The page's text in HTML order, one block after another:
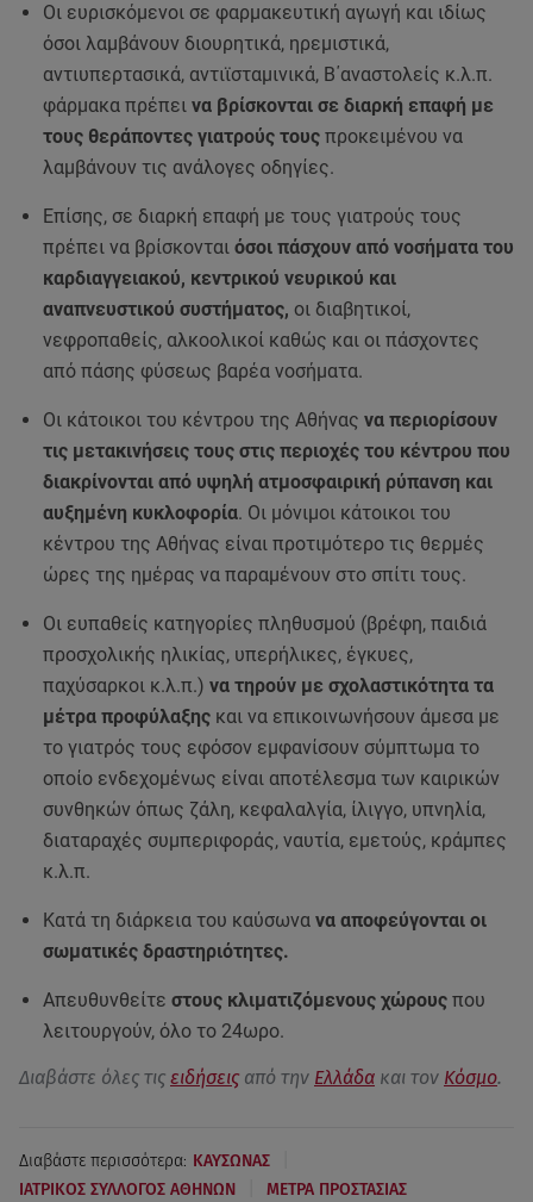
Οι ευρισκόμενοι σε φαρμακευτική αγωγή και ιδίως
όσοι λαμβάνουν διουρητικά, ηρεμιστικά,
αντιυπερτασικά, αντιϊσταμινικά, Β΄αναστολείς κ.λ.π.
φάρμακα πρέπει να βρίσκονται σε διαρκή επαφή με
τους θεράποντες γιατρούς τους προκειμένου να
λαμβάνουν τις ανάλογες οδηγίες.
Επίσης, σε διαρκή επαφή με τους γιατρούς τους
πρέπει να βρίσκονται όσοι πάσχουν από νοσήματα του
καρδιαγγειακού, κεντρικού νευρικού και
αναπνευστικού συστήματος, οι διαβητικοί,
νεφροπαθείς, αλκοολικοί καθώς και οι πάσχοντες
από πάσης φύσεως βαρέα νοσήματα.
Οι κάτοικοι του κέντρου της Αθήνας να περιορίσουν
τις μετακινήσεις τους στις περιοχές του κέντρου που
διακρίνονται από υψηλή ατμοσφαιρική ρύπανση και
αυξημένη κυκλοφορία. Οι μόνιμοι κάτοικοι του
κέντρου της Αθήνας είναι προτιμότερο τις θερμές
ώρες της ημέρας να παραμένουν στο σπίτι τους.
Οι ευπαθείς κατηγορίες πληθυσμού (βρέφη, παιδιά
προσχολικής ηλικίας, υπερήλικες, έγκυες,
παχύσαρκοι κ.λ.π.) να τηρούν με σχολαστικότητα τα
μέτρα προφύλαξης και να επικοινωνήσουν άμεσα με
το γιατρός τους εφόσον εμφανίσουν σύμπτωμα το
οποίο ενδεχομένως είναι αποτέλεσμα των καιρικών
συνθηκών όπως ζάλη, κεφαλαλγία, ίλιγγο, υπνηλία,
διαταραχές συμπεριφοράς, ναυτία, εμετούς, κράμπες
κ.λ.π.
Κατά τη διάρκεια του καύσωνα να αποφεύγονται οι
σωματικές δραστηριότητες.
Απευθυνθείτε στους κλιματιζόμενους χώρους που
λειτουργούν, όλο το 24ωρο.
Διαβάστε όλες τις ειδήσεις από την Ελλάδα και τον Κόσμο.
Διαβάστε περισσότερα: ΚΑΥΣΩΝΑΣ
ΙΑΤΡΙΚΟΣ ΣΥΛΛΟΓΟΣ ΑΘΗΝΩΝ ΜΕΤΡΑ ΠΡΟΣΤΑΣΙΑΣ